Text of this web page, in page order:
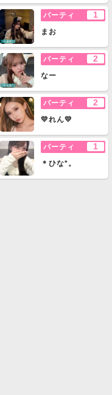
パーティ 1
まお
パーティ 2
なー
パーティ 2
💛れん💛
パーティ 1
＊ひな*。